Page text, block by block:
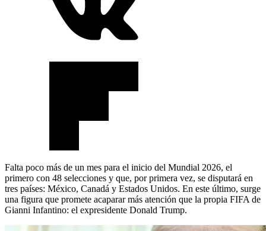
Falta poco más de un mes para el inicio del Mundial 2026, el
primero con 48 selecciones y que, por primera vez, se disputará en
tres países: México, Canadá y Estados Unidos. En este último, surge
una figura que promete acaparar más atención que la propia FIFA de
Gianni Infantino: el expresidente Donald Trump.